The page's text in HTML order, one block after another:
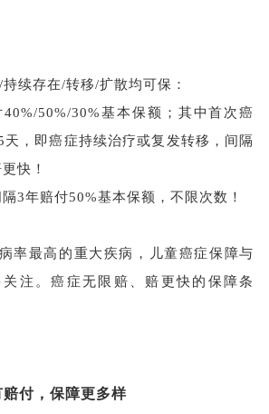
续存在/转移/扩散均可保 ：
50%/30%基本保额 ；其中首次癌
， 即癌症持续治疗或复发转移，间隔
快！
3年赔付50%基本保额，不限次数 ！
率最高的重大疾病，儿童癌症保障与
注。癌症无限赔、赔更快的保障条
赔付，保障更多样